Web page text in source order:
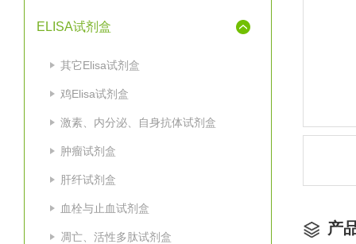
ELISA试剂盒
其它Elisa试剂盒
鸡Elisa试剂盒
激素、内分泌、自身抗体试剂盒
肿瘤试剂盒
肝纤试剂盒
血栓与止血试剂盒
凋亡、活性多肽试剂盒 产